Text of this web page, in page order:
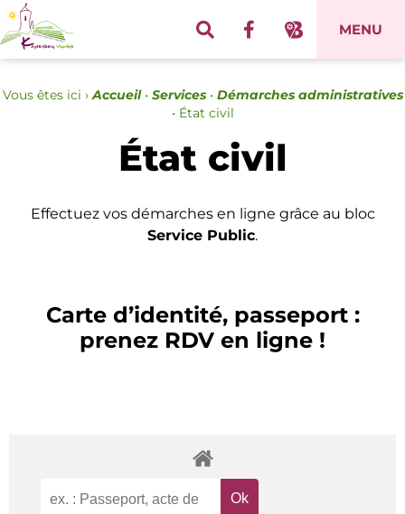
MENU
Vous êtes ici › Accueil• Services• Démarches administratives
• État civil
État civil
Effectuez vos démarches en ligne grâce au bloc
Service Public.
Carte d’identité, passeport :
prenez RDV en ligne !
Panneau de gestion des cookies